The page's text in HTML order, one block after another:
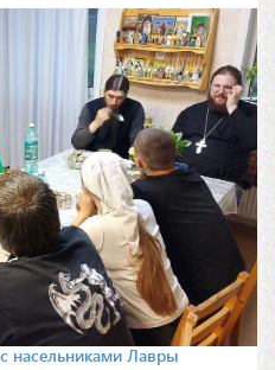
насельниками Лавры